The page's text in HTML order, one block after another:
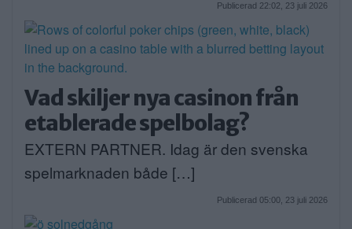
Publicerad 22:02, 23 juli 2026
Vad skiljer nya casinon från
etablerade spelbolag?
EXTERN PARTNER. Idag är den svenska
spelmarknaden både […]
Publicerad 05:00, 23 juli 2026